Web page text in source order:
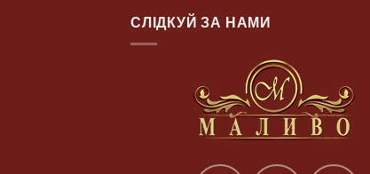
СЛІДКУЙ ЗА НАМИ